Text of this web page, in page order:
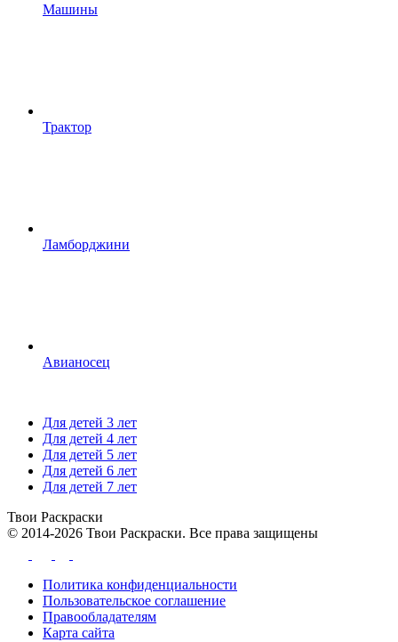
Машины
Трактор
Ламборджини
Авианосец
Для детей 3 лет
Для детей 4 лет
Для детей 5 лет
Для детей 6 лет
Для детей 7 лет
Твои Раскраски
© 2014-2026 Твои Раскраски. Все права защищены
Политика конфиденциальности
Пользовательское соглашение
Правообладателям
Карта сайта